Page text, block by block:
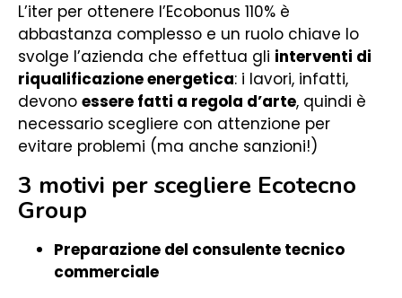
L’iter per ottenere l’Ecobonus 110% è
abbastanza complesso e un ruolo chiave lo
svolge l’azienda che effettua gli interventi di
riqualificazione energetica: i lavori, infatti,
devono essere fatti a regola d’arte, quindi è
necessario scegliere con attenzione per
evitare problemi (ma anche sanzioni!)
3 motivi per scegliere Ecotecno
Group
Preparazione del consulente tecnico
commerciale